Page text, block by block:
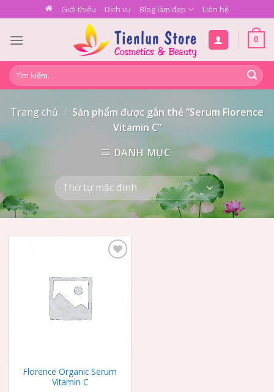
to
content
Giới thiệu Dịch vụ Blog làm đẹp Liên hệ
0
Tìm
kiếm:
Trang chủ / Sản phẩm được gắn thẻ “Serum Florence
Vitamin C”
DANH MỤC
Florence Organic Serum
Vitamin C